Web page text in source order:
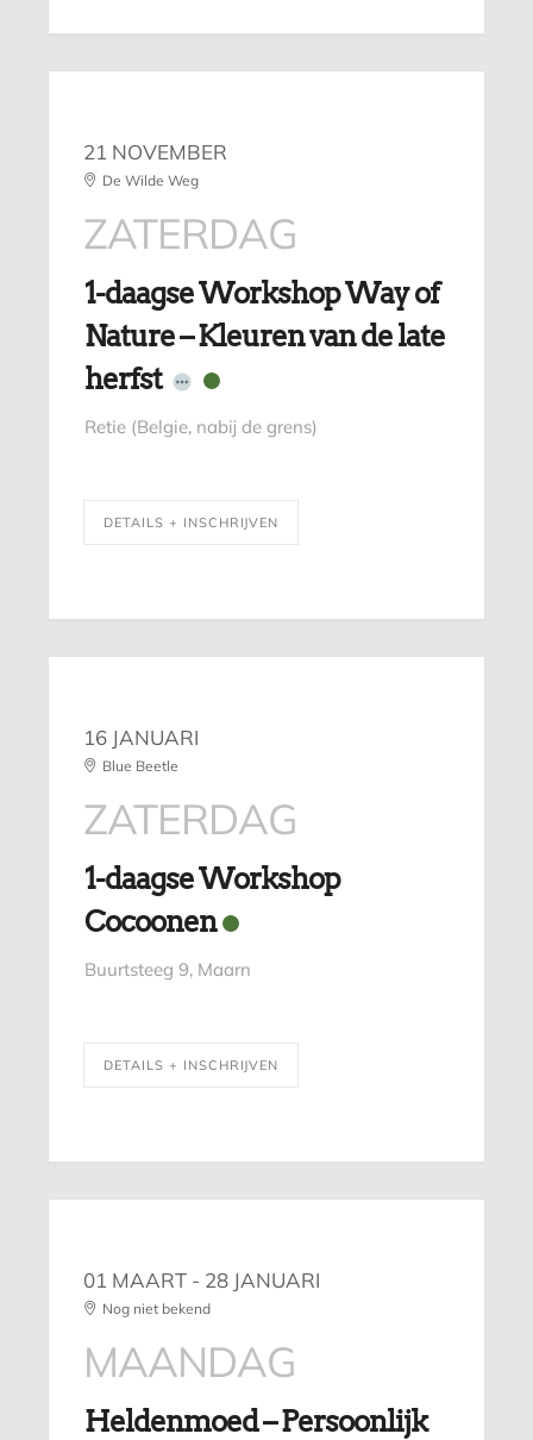
21 NOVEMBER
De Wilde Weg
ZATERDAG
1-daagse Workshop Way of
Nature – Kleuren van de late
herfst
Retie (Belgie, nabij de grens)
DETAILS + INSCHRIJVEN
16 JANUARI
Blue Beetle
ZATERDAG
1-daagse Workshop
Cocoonen
Buurtsteeg 9, Maarn
DETAILS + INSCHRIJVEN
01 MAART - 28 JANUARI
Nog niet bekend
MAANDAG
Heldenmoed – Persoonlijk